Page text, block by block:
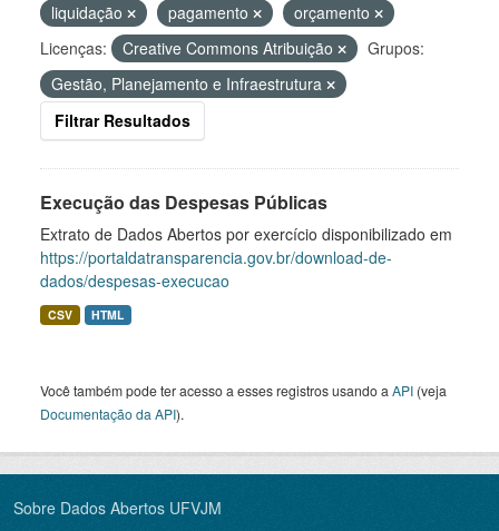
liquidação
pagamento
orçamento
Licenças:
Creative Commons Atribuição
Grupos:
Gestão, Planejamento e Infraestrutura
Filtrar Resultados
Execução das Despesas Públicas
Extrato de Dados Abertos por exercício disponibilizado em
https://portaldatransparencia.gov.br/download-de-
dados/despesas-execucao
CSV HTML
Você também pode ter acesso a esses registros usando a API (veja
Documentação da API).
Sobre Dados Abertos UFVJM